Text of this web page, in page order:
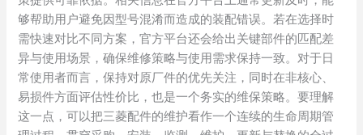
够帮助用户避免因型号混淆而造成的装配错误。若在选择时
需快速对比不同方案，官方平台还会给出关键部件的匹配差
异与使用场景，确保维修策略与使用需求保持一致。对于日
常使用者而言，保持对原厂件的优先关注，同时在非核心、
易损件方面评估性价比，也是一个务实的维保策略。要理解
这一点，可以把三菱配件的维护看作一个连续的生命周期管